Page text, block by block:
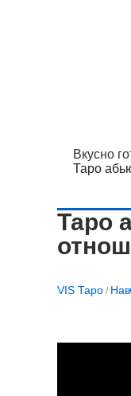
Вкусно
Таро
Таро
VIS Таро /